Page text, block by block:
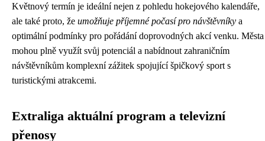
Květnový termín je ideální nejen z pohledu hokejového kalendáře,
ale také proto, že umožňuje příjemné počasí pro návštěvníky a
optimální podmínky pro pořádání doprovodných akcí venku. Města
mohou plně využít svůj potenciál a nabídnout zahraničním
návštěvníkům komplexní zážitek spojující špičkový sport s
turistickými atrakcemi.
Extraliga aktuální program a televizní
přenosy